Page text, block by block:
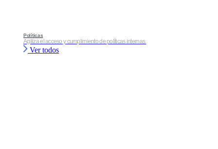
Políticas
Agiliza el acceso y cumplimiento de políticas internas.
Ver todos